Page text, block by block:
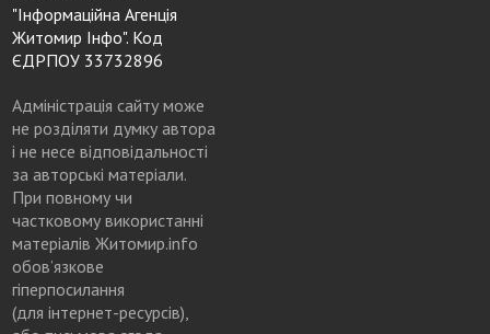
"Інформаційна Агенція
Житомир Інфо". Код
ЄДРПОУ 33732896
Адміністрація сайту може
не розділяти думку автора
і не несе відповідальності
за авторські матеріали.
При повному чи
частковому використанні
матеріалів Житомир.info
обов’язкове
гіперпосилання
(для інтернет-ресурсів),